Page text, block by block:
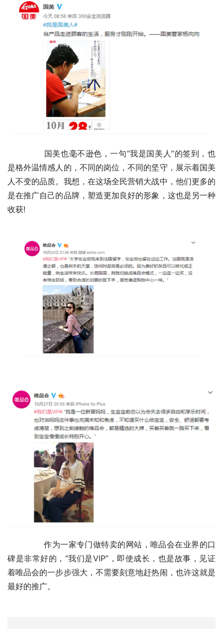
是格外温情感人的，不同的岗位，不同的坚守，展示着国美
人不变的品质。我想，在这场全民营销大战中，他们更多的
是在推广自己的品牌，塑造更加良好的形象，这也是另一种
收获!
碑是非常好的，“我们是VIP”，即使成长，也是故事，见证
着唯品会的一步步强大，不需要刻意地赶热闹，也许这就是
最好的推广。